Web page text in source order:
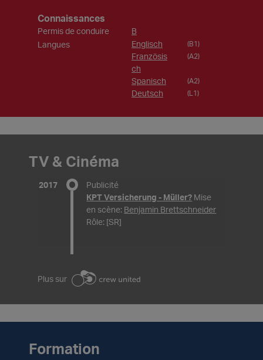
Connaissances
Permis de conduire
B
Langues
Englisch (B1)
Französis
ch
(A2)
Spanisch (A2)
Deutsch (L1)
TV & Cinéma
2017
Publicité
KPT Versicherung - Müller? Mise
en scène: Benjamin Brettschneider
Rôle: [SR]
Plus sur
Formation